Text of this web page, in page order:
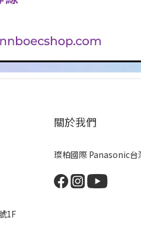
1F
關於我們
璨柏國際 Panasonic台